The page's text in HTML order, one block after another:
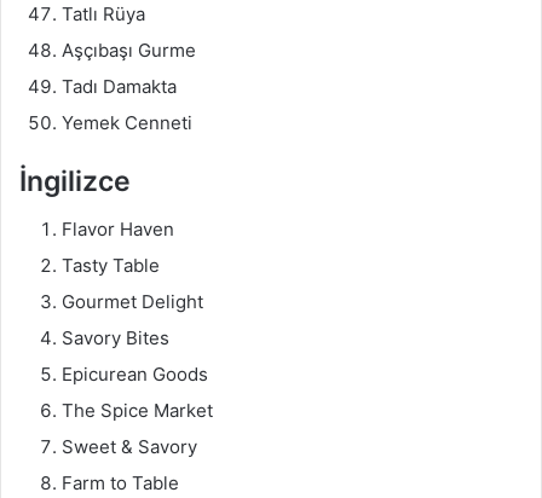
Tatlı Rüya
Aşçıbaşı Gurme
Tadı Damakta
Yemek Cenneti
İngilizce
Flavor Haven
Tasty Table
Gourmet Delight
Savory Bites
Epicurean Goods
The Spice Market
Sweet & Savory
Farm to Table